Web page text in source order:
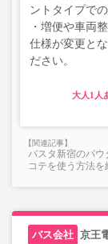
ントタイプで
・増便や車両
仕様が変更と
ださい。
大人
バスタ新宿のパウ
コテを使う方法を
京王